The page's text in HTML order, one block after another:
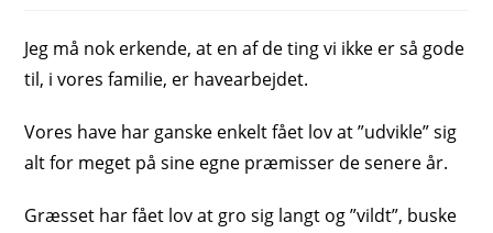
Jeg må nok erkende, at en af de ting vi ikke er så gode
til, i vores familie, er havearbejdet.
Vores have har ganske enkelt fået lov at ”udvikle” sig
alt for meget på sine egne præmisser de senere år.
Græsset har fået lov at gro sig langt og ”vildt”, buske